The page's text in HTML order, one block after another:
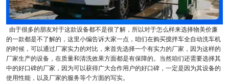
由于很多的朋友对于这款设备都不是很了解，所以对于怎么样来选择物美价廉
的一款都是不了解的，这里小编告诉大家一点，咱们在购买搅拌车全自动洗车机
的时候，可以通过厂家实力的对比，来首先选择一个有实力的厂家，因为这样的
厂家生产的设备，在质量和清洗效果方面都是有保障的。当然咱们还需要选择其
中的好口碑的厂家，因为可以获得广大合作用户的好口碑，一定是因为其设备的
使用性能，以及厂家的服务等个方面的写实。